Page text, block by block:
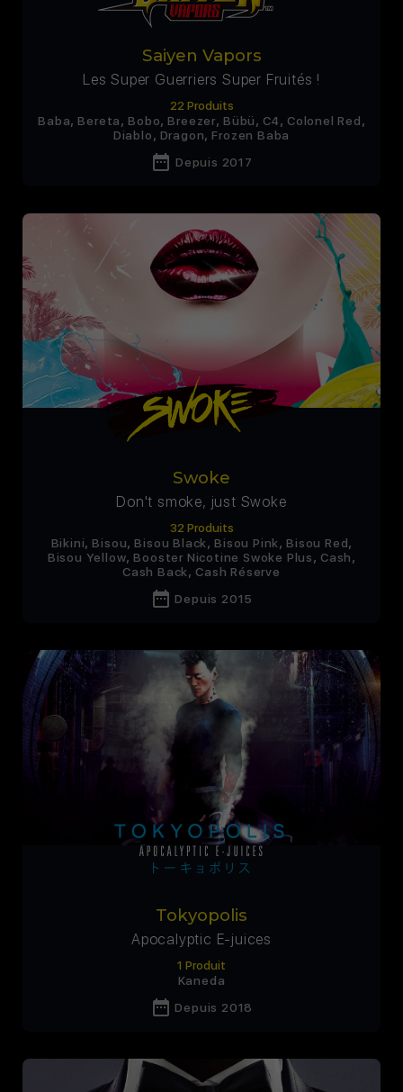
Saiyen Vapors
Les Super Guerriers Super Fruités !
22 Produits
Baba, Bereta, Bobo, Breezer, Bübü, C4, Colonel Red,
Diablo, Dragon, Frozen Baba
date_range Depuis 2017
Swoke
Don't smoke, just Swoke
32 Produits
Bikini, Bisou, Bisou Black, Bisou Pink, Bisou Red,
Bisou Yellow, Booster Nicotine Swoke Plus, Cash,
Cash Back, Cash Réserve
date_range Depuis 2015
Tokyopolis
Apocalyptic E-juices
1 Produit
Kaneda
date_range Depuis 2018